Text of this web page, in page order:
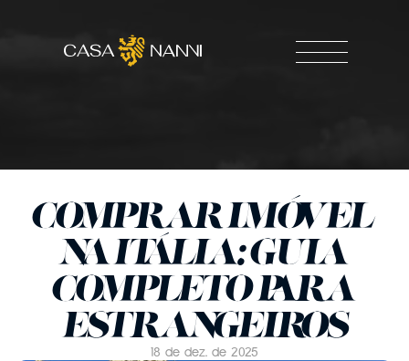
COMPRAR IMÓVEL
NA ITÁLIA: GUIA
COMPLETO PARA
ESTRANGEIROS
18 de dez. de 2025